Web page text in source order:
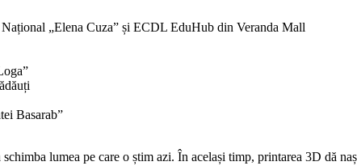
„Elena Cuza” și ECDL EduHub din Veranda Mall
Basarab”
lumea pe care o știm azi. În același timp, printarea 3D dă